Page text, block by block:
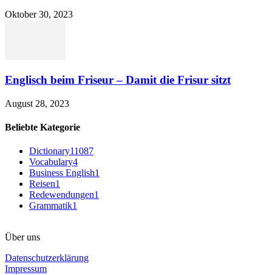
Oktober 30, 2023
Englisch beim Friseur – Damit die Frisur sitzt
August 28, 2023
Beliebte Kategorie
Dictionary11087
Vocabulary4
Business English1
Reisen1
Redewendungen1
Grammatik1
Über uns
Datenschutzerklärung
Impressum